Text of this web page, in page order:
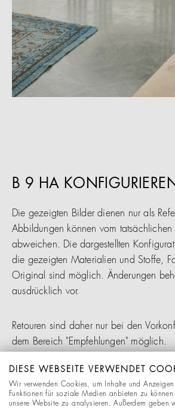
B 9 HA
Die gezeigten Bilder dienen nur als
Abbildungen können vom tatsächlichen
abweichen. Die dargestellten
die gezeigten Materialien und Stoffe,
Original sind möglich. Änderungen
ausdrücklich vor.
Retouren sind daher nur bei den
dem Bereich "Empfehlungen" möglich.
beachten Sie, dass die Lieferzeit nach
DIESE WEBSEITE VERWENDET
Wir verwenden Cookies, um Inhalte und
Funktionen für soziale Medien anbieten zu
unsere Website zu analysieren. Außerdem geben